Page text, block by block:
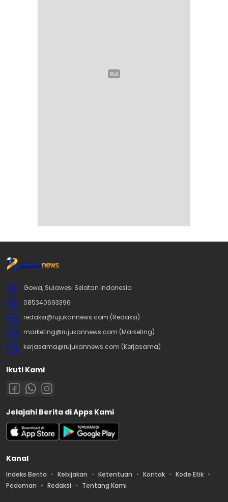
Gowa, Sulawesi Selatan Indonesia
085340693396
redaksi@rujukannews.com (Redaksi)
marketing@rujukannews.com (Marketing)
kerjasama@rujukannews.com (Kerjasama)
Ikuti Kami
Jelajahi Berita di Apps Kami
Kanal
Indeks Berita Kebijakan Ketentuan Kontak
Kode Etik
Pedoman
Redaksi Tentang Kami